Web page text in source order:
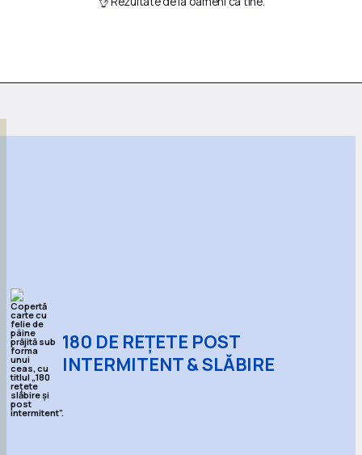
180 DE REȚETE POST
INTERMITENT & SLĂBIRE